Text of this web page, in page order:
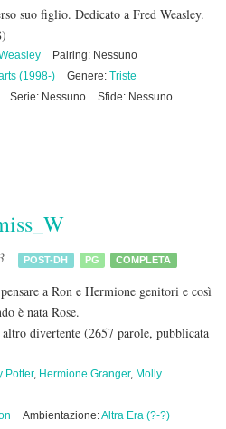
suo figlio. Dedicato a Fred Weasley.
Pairing: Nessuno
(1998-) Genere: Triste
Serie: Nessuno
Sfide: Nessuno
POST-DH PG COMPLETA
a Ron e Hermione genitori e così
è nata Rose.
divertente (2657 parole, pubblicata
Potter, Hermione Granger, Molly
Ambientazione:Altra Era (?-?)